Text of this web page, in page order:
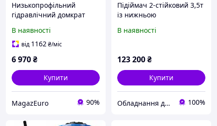
Низькопрофільний
гідравлічний домкрат
т
В наявності
від 1162₴/міс
6 970₴
Купити
MagazEuro 90%
Підіймач 2-стійковий 3,5т
із нижньою
LAUNCH VAG TLTW-
В наявності
123 200₴
Купити
Обладнання для СТО 100%